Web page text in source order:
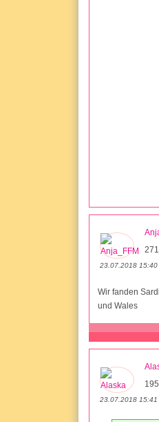
23.07.2018 15:40
Wir fanden
und Wales
23.07.2018 15:41